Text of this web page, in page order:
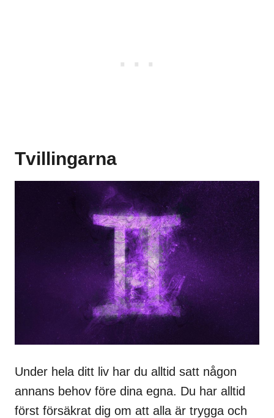
Tvillingarna
Under hela ditt liv har du alltid satt någon
annans behov före dina egna. Du har alltid
först försäkrat dig om att alla är trygga och